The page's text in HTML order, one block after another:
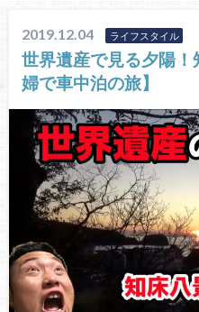
2019.12.04 ライフスタイル
世界遺産で見る夕陽
婦で車中泊の旅】